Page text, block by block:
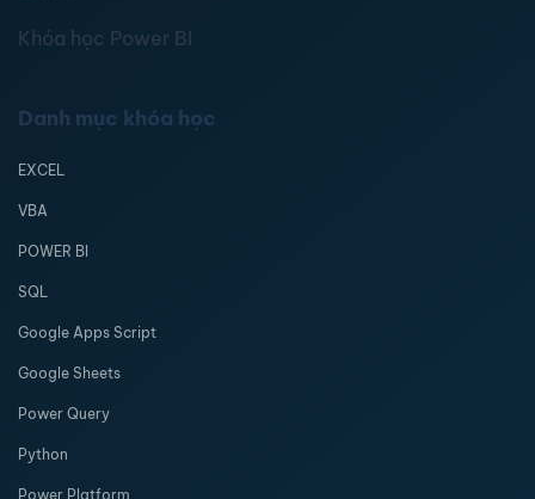
Khóa học Power BI
Danh mục khóa học
EXCEL
VBA
POWER BI
SQL
Google Apps Script
Google Sheets
Power Query
Python
Power Platform